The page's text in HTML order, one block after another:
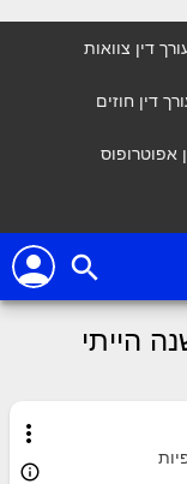
דין צוואות
דין חוזים
אפוטרופוס
search
person
הייתי
more_vert
info_outline